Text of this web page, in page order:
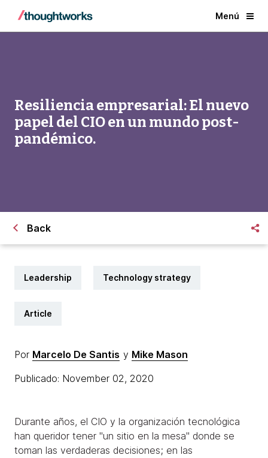
Menú
Resiliencia empresarial: El nuevo
papel del CIO en un mundo post-
pandémico.
Back
Leadership Technology strategy
Article
Por Marcelo De Santis y Mike Mason
Publicado: November 02, 2020
Durante años, el CIO y la organización tecnológica
han queridor tener "un sitio en la mesa" donde se
toman las verdaderas decisiones; en las